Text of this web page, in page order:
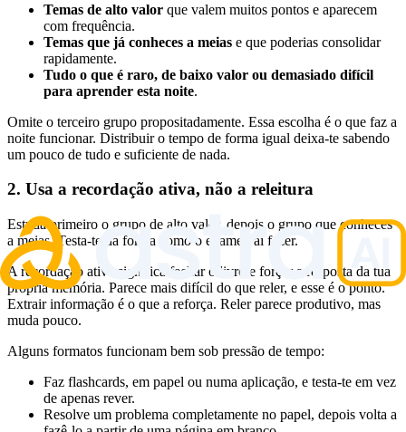
Temas de alto valor que valem muitos pontos e aparecem
com frequência.
Temas que já conheces a meias e que poderias consolidar
rapidamente.
Tudo o que é raro, de baixo valor ou demasiado difícil
para aprender esta noite.
Omite o terceiro grupo propositadamente. Essa escolha é o que faz a
noite funcionar. Distribuir o tempo de forma igual deixa-te sabendo
um pouco de tudo e suficiente de nada.
2. Usa a recordação ativa, não a releitura
Estuda primeiro o grupo de alto valor, depois o grupo que conheces
a meias. Testa-te da forma como o exame vai fazer.
A recordação ativa significa fechar o livro e forçar a resposta da tua
própria memória. Parece mais difícil do que reler, e esse é o ponto.
Extrair informação é o que a reforça. Reler parece produtivo, mas
muda pouco.
Alguns formatos funcionam bem sob pressão de tempo:
Faz flashcards, em papel ou numa aplicação, e testa-te em vez
de apenas rever.
Resolve um problema completamente no papel, depois volta a